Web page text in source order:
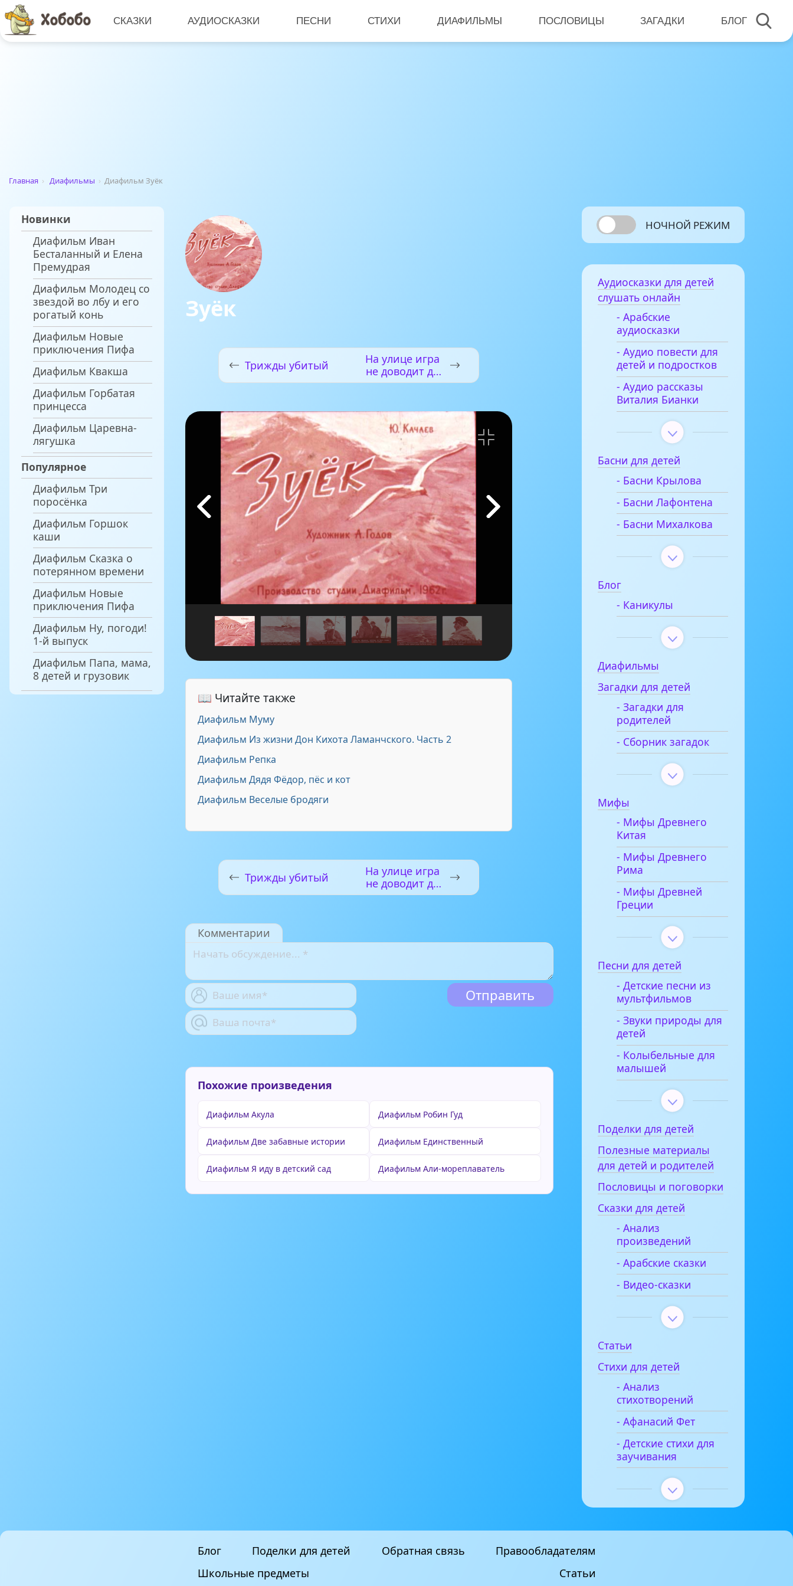
СКАЗКИ АУДИОСКАЗКИ ПЕСНИ СТИХИ ДИАФИЛЬМЫ ПОСЛОВИЦЫ ЗАГАДКИ БЛОГ
Главная › Диафильмы › Диафильм Зуёк
Новинки
Диафильм Иван
Бесталанный и Елена
Премудрая
Диафильм Молодец со
звездой во лбу и его
рогатый конь
Диафильм Новые
приключения Пифа
Диафильм Квакша
Диафильм Горбатая
принцесса
Диафильм Царевна-
лягушка
Популярное
Диафильм Три
поросёнка
Диафильм Горшок
каши
Диафильм Сказка о
потерянном времени
Диафильм Новые
приключения Пифа
Диафильм Ну, погоди!
1-й выпуск
Диафильм Папа, мама,
8 детей и грузовик
Зуёк
Трижды убитый
На улице игра
не доводит до
добра
📖 Читайте также
Диафильм Муму
Диафильм Из жизни Дон Кихота Ламанчского. Часть 2
Диафильм Репка
Диафильм Дядя Фёдор, пёс и кот
Диафильм Веселые бродяги
Трижды убитый
На улице игра
не доводит до
добра
Комментарии
Похожие произведения
Диафильм Акула Диафильм Робин Гуд
Диафильм Две забавные истории Диафильм Единственный
Диафильм Я иду в детский сад Диафильм Али-мореплаватель
НОЧНОЙ РЕЖИМ
Аудиосказки для детей
слушать онлайн
- Арабские
аудиосказки
- Аудио повести для
детей и подростков
- Аудио рассказы
Виталия Бианки
Басни для детей
- Басни Крылова
- Басни Лафонтена
- Басни Михалкова
Блог
- Каникулы
Диафильмы
Загадки для детей
- Загадки для
родителей
- Сборник загадок
Мифы
- Мифы Древнего
Китая
- Мифы Древнего
Рима
- Мифы Древней
Греции
Песни для детей
- Детские песни из
мультфильмов
- Звуки природы для
детей
- Колыбельные для
малышей
Поделки для детей
Полезные материалы
для детей и родителей
Пословицы и поговорки
Сказки для детей
- Анализ
произведений
- Арабские сказки
- Видео-сказки
Статьи
Стихи для детей
- Анализ
стихотворений
- Афанасий Фет
- Детские стихи для
заучивания
Блог Поделки для детей Обратная связь
Правообладателям
Школьные предметы
Статьи